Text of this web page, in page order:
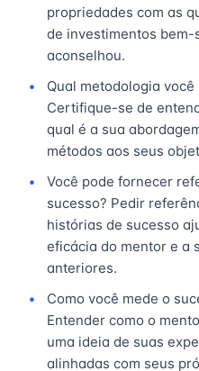
propriedades com as
de investimentos
aconselhou.
Qual metodologia
Certifique-se de
qual é a sua
métodos aos seus
Você pode fornecer
sucesso? Pedir
histórias de sucesso
eficácia do mentor e a
anteriores.
Como você mede o
Entender como o
uma ideia de suas
alinhadas com seus